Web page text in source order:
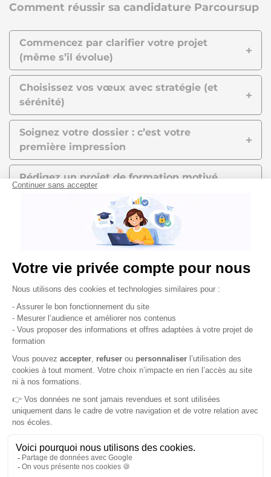
Comment réussir sa candidature Parcoursup
Commencez par clarifier votre projet
(même s’il évolue)
Choisissez vos vœux avec stratégie (et
sérénité)
Soignez votre dossier : c’est votre
première impression
Rédigez un projet de formation motivé
authentique (et structuré)
Respectez le calendrier et vérifiez vos
Préparez la phase d’admission (et gardez
Les étapes clés du processus d’admission
Compétences et Développement
Comment se passe le processus de
recrutement dans une école Compétences
et Développement ?
Entretien de motivation (souvent